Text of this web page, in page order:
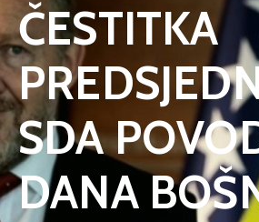
VIJESTI
KONTAKT
ČESTITKA
SDA
DANA